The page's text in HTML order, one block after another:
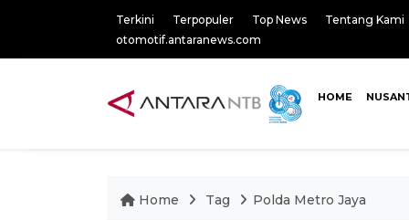
Terkini Terpopuler Top News
Tentang Kami
otomotif.antaranews.com
HOME
Home Tag Polda Metro Jaya